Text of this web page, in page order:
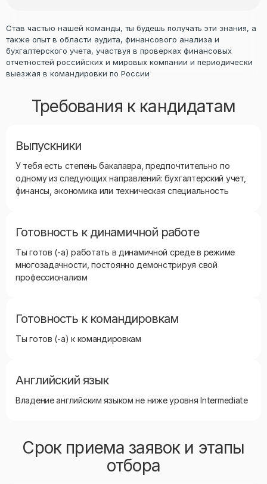
Став частью нашей команды, ты будешь получать эти знания, а
также опыт в области аудита, финансового анализа и
бухгалтерского учета, участвуя в проверках финансовых
отчетностей российских и мировых компании и периодически
выезжая в командировки по России
Требования к кандидатам
Выпускники
У тебя есть степень бакалавра, предпочтительно по
одному из следующих направлений: бухгалтерский учет,
финансы, экономика или техническая специальность
Готовность к динамичной работе
Ты готов (-а) работать в динамичной среде в режиме
многозадачности, постоянно демонстрируя свой
профессионализм
Готовность к командировкам
Ты готов (-а) к командировкам
Английский язык
Владение английским языком не ниже уровня Intermediate
Срок приема заявок и этапы
отбора